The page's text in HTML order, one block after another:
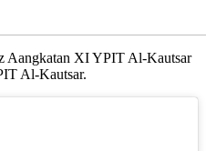
Aangkatan XI YPIT Al-Kautsar
Al-Kautsar.